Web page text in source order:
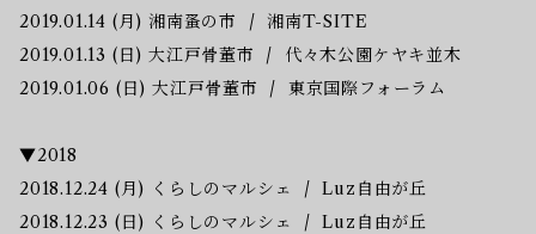
2019.01.14 (月) 湘南蚤の市 / 湘南T-SITE
2019.01.13 (日) 大江戸骨董市 / 代々木公園ケヤキ並木
2019.01.06 (日) 大江戸骨董市 / 東京国際フォーラム
▼2018
2018.12.24 (月) くらしのマルシェ / Luz自由が丘
2018.12.23 (日) くらしのマルシェ / Luz自由が丘